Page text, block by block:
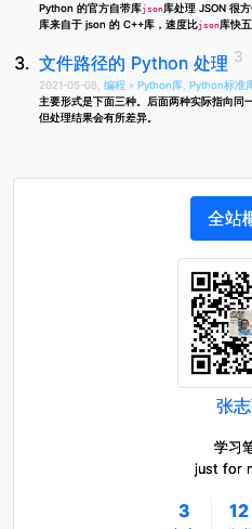
Python 的官方自带库json库处理 JSON 很
库来自于 json 的 C++库，速度比json库快
文件路径的 Python 处理
2021-05-08, 编程 » Python库 Python标准
主要形式是下面三种。后面两种实际指向同
但处理结果会有所差异。
全站
张
学习
just for
3 12